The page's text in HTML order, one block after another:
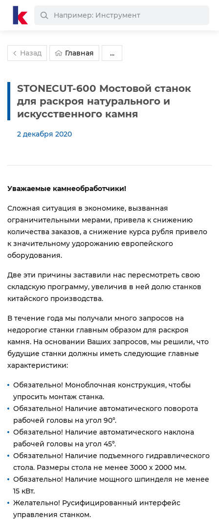
Назад Главная ...
STONECUT-600 Мостовой станок
для раскроя натурального и
искусственного камня
2 декабря 2020
Уважаемые камнеобработчики!
Сложная ситуация в экономике, вызванная
ограничительными мерами, привела к снижению
количества заказов, а снижение курса рубля привело
к значительному удорожанию европейского
оборудования.
Две эти причины заставили нас пересмотреть свою
складскую программу, увеличив в ней долю станков
китайского производства.
В течение года мы получали много запросов на
недорогие станки главным образом для раскроя
камня. На основании Ваших запросов, мы решили, что
будущие станки должны иметь следующие главные
характеристики:
Обязательно! Моноблочная конструкция, чтобы
упросить монтаж станка.
Обязательно! Наличие автоматического поворота
рабочей головы на угол 90°.
Обязательно! Наличие автоматического наклона
рабочей головы на угол 45°.
Обязательно! Наличие подъемного гидравлического
стола. Размеры стола не менее 3000 х 2000 мм.
Обязательно! Наличие мощного шпинделя не менее
15 кВт.
Желательно! Русифицированный интерфейс
управления станком.